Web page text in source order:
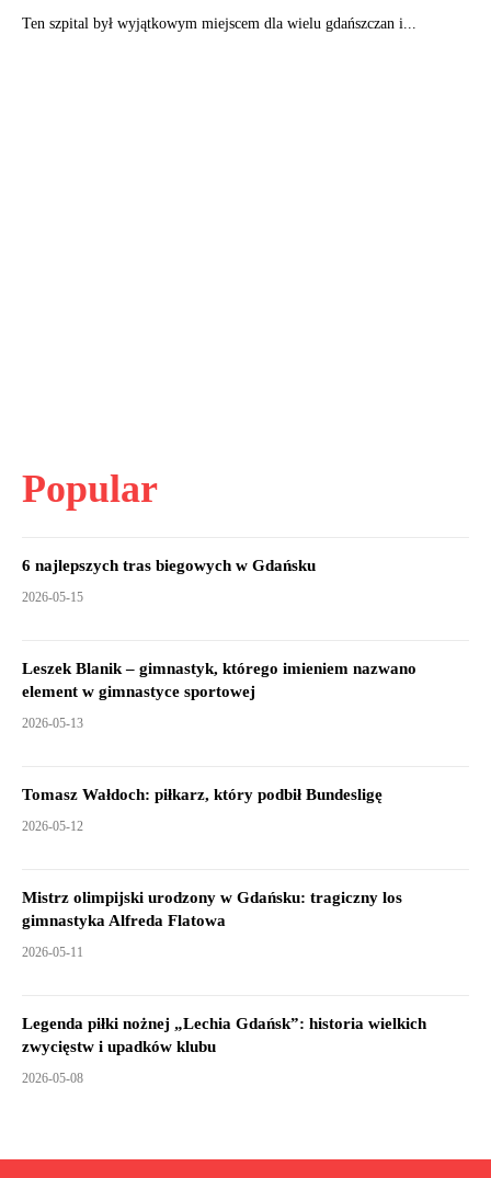
Ten szpital był wyjątkowym miejscem dla wielu gdańszczan i...
Popular
6 najlepszych tras biegowych w Gdańsku
2026-05-15
Leszek Blanik – gimnastyk, którego imieniem nazwano
element w gimnastyce sportowej
2026-05-13
Tomasz Wałdoch: piłkarz, który podbił Bundesligę
2026-05-12
Mistrz olimpijski urodzony w Gdańsku: tragiczny los
gimnastyka Alfreda Flatowa
2026-05-11
Legenda piłki nożnej „Lechia Gdańsk”: historia wielkich
zwycięstw i upadków klubu
2026-05-08